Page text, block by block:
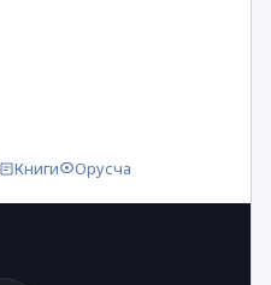
Книги Орусча